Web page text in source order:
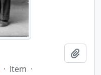
· Item ·